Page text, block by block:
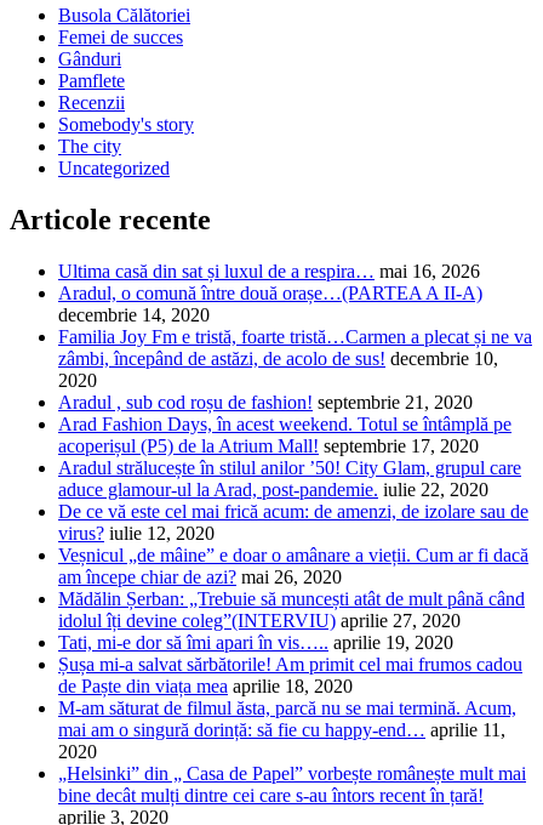
Busola Călătoriei
Femei de succes
Gânduri
Pamflete
Recenzii
Somebody's story
The city
Uncategorized
Articole recente
Ultima casă din sat și luxul de a respira… mai 16, 2026
Aradul, o comună între două orașe…(PARTEA A II-A)
decembrie 14, 2020
Familia Joy Fm e tristă, foarte tristă…Carmen a plecat și ne va
zâmbi, începând de astăzi, de acolo de sus! decembrie 10,
2020
Aradul , sub cod roșu de fashion! septembrie 21, 2020
Arad Fashion Days, în acest weekend. Totul se întâmplă pe
acoperișul (P5) de la Atrium Mall! septembrie 17, 2020
Aradul strălucește în stilul anilor ’50! City Glam, grupul care
aduce glamour-ul la Arad, post-pandemie. iulie 22, 2020
De ce vă este cel mai frică acum: de amenzi, de izolare sau de
virus? iulie 12, 2020
Veșnicul „de mâine” e doar o amânare a vieții. Cum ar fi dacă
am începe chiar de azi? mai 26, 2020
Mădălin Șerban: „Trebuie să muncești atât de mult până când
idolul îți devine coleg”(INTERVIU) aprilie 27, 2020
Tati, mi-e dor să îmi apari în vis….. aprilie 19, 2020
Șușa mi-a salvat sărbătorile! Am primit cel mai frumos cadou
de Paște din viața mea aprilie 18, 2020
M-am săturat de filmul ăsta, parcă nu se mai termină. Acum,
mai am o singură dorință: să fie cu happy-end… aprilie 11,
2020
„Helsinki” din „ Casa de Papel” vorbește românește mult mai
bine decât mulți dintre cei care s-au întors recent în țară!
aprilie 3, 2020